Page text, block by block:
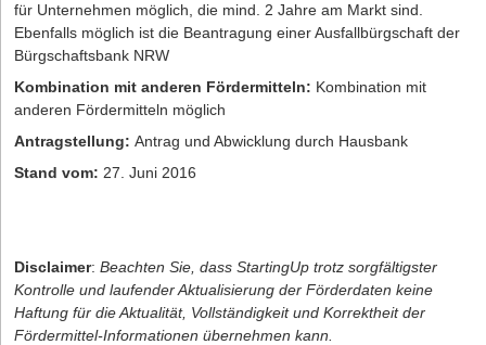
für Unternehmen möglich, die mind. 2 Jahre am Markt sind.
Ebenfalls möglich ist die Beantragung einer Ausfallbürgschaft der
Bürgschaftsbank NRW
Kombination mit anderen Fördermitteln: Kombination mit
anderen Fördermitteln möglich
Antragstellung: Antrag und Abwicklung durch Hausbank
Stand vom: 27. Juni 2016
Disclaimer: Beachten Sie, dass StartingUp trotz sorgfältigster
Kontrolle und laufender Aktualisierung der Förderdaten keine
Haftung für die Aktualität, Vollständigkeit und Korrektheit der
Fördermittel-Informationen übernehmen kann.